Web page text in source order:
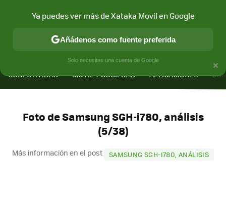
CONECTIVIDAD MÓVIL Y SOCIEDAD APLICACIONES
Foto de Samsung SGH-i780, análisis
(5/38)
Más información en el post SAMSUNG SGH-I780, ANÁLISIS
×
Ya puedes ver más de Xataka Movil en Google
Añádenos como fuente preferida
Solo necesitas una cuenta de Google